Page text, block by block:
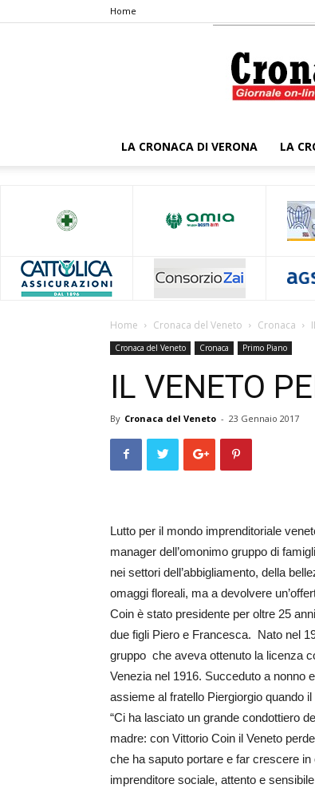
Home
LA CRONACA DI VERONA LA
Home Cronaca del Veneto Cronaca
Cronaca del Veneto Cronaca Primo Piano
IL VENETO
By Cronaca del Veneto - 23 Gennaio 2017
Lutto per il mondo imprenditoriale
manager dell’omonimo gruppo di
nei settori dell’abbigliamento, della
omaggi floreali, ma a devolvere
Coin è stato presidente per oltre 25
due figli Piero e Francesca. Nato nel
gruppo che aveva ottenuto la licenza
Venezia nel 1916. Succeduto a nonno
assieme al fratello Piergiorgio quando
“Ci ha lasciato un grande con­dottiero
madre: con Vittorio Coin il Ve­neto
che ha saputo portare e far crescere
imprenditore sociale, attento e